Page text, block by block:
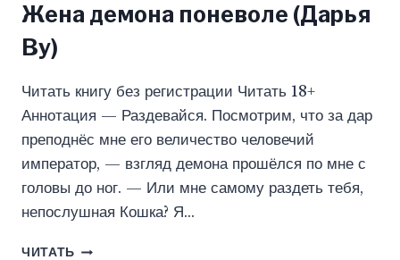
Жена демона поневоле (Дарья
Ву)
Читать книгу без регистрации Читать 18+
Аннотация — Раздевайся. Посмотрим, что за дар
преподнёс мне его величество человечий
император, — взгляд демона прошёлся по мне с
головы до ног. — Или мне самому раздеть тебя,
непослушная Кошка? Я…
ЧИТАТЬ ЖЕНА